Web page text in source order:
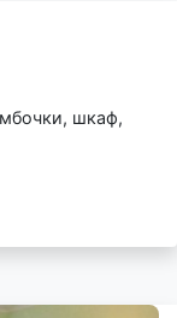
шкаф,